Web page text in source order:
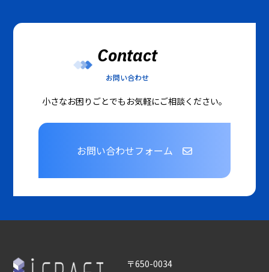
Contact
お問い合わせ
小さなお困りごとでもお気軽にご相談ください。
お問い合わせフォーム
〒650-0034